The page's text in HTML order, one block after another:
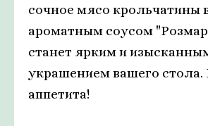
сочное мясо крольчатины
ароматным соусом
станет ярким и
украшением вашего стола.
аппетита!